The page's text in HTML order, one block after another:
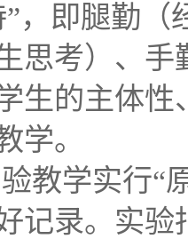
，即腿勤
思考）、
生的主体
学。
教学实行“
记录。实